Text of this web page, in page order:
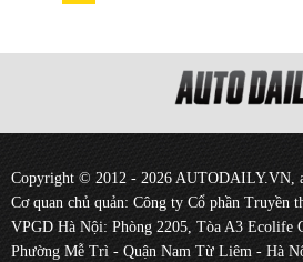
Copyright © 2012 - 2026 AUTODAILY.VN,
Cơ quan chủ quản: Công ty Cổ phần Truyền
VPGD Hà Nội: Phòng 2205, Tòa A3 Ecolife
Phường Mễ Trì - Quận Nam Từ Liêm - Hà